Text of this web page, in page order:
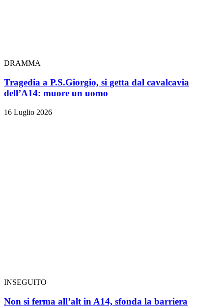
DRAMMA
Tragedia a P.S.Giorgio, si getta dal cavalcavia
dell’A14: muore un uomo
16 Luglio 2026
INSEGUITO
Non si ferma all’alt in A14, sfonda la barriera